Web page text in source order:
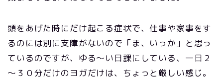
頭をあげた時にだけ起こる症状で、仕事や家事をす
るのには別に支障がないので「ま、いっか」と思っ
ているのですが、ゆる～い日課にしている、一日２
～３０分だけのヨガだけは、ちょっと厳しい感じ。